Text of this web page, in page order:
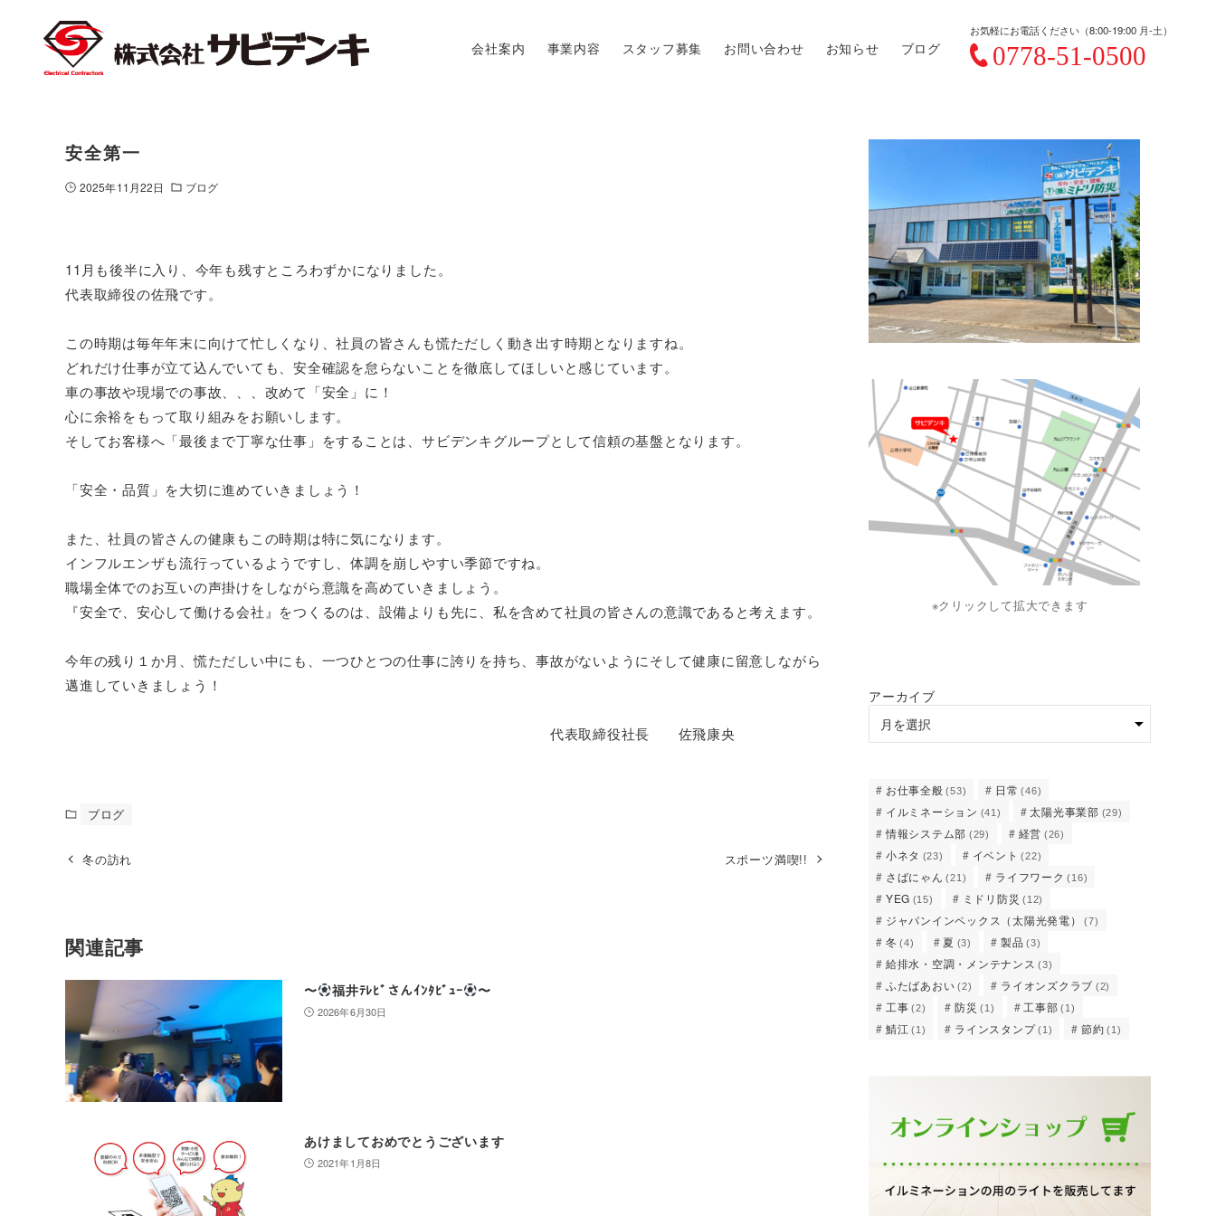
会社案内 事業内容 スタッフ募集 お問い合わせ お知らせ ブログ
お気軽にお電話ください（8:00-19:00 月-土）
安全第一
2025年11月22日 ブログ
11月も後半に入り、今年も残すところわずかになりました。
代表取締役の佐飛です。
この時期は毎年年末に向けて忙しくなり、社員の皆さんも慌ただしく動き出す時期となりますね。
どれだけ仕事が立て込んでいても、安全確認を怠らないことを徹底してほしいと感じています。
車の事故や現場での事故、、、改めて「安全」に！
心に余裕をもって取り組みをお願いします。
そしてお客様へ「最後まで丁寧な仕事」をすることは、サビデンキグループとして信頼の基盤となります。
「安全・品質」を大切に進めていきましょう！
また、社員の皆さんの健康もこの時期は特に気になります。
インフルエンザも流行っているようですし、体調を崩しやすい季節ですね。
職場全体でのお互いの声掛けをしながら意識を高めていきましょう。
『安全で、安心して働ける会社』をつくるのは、設備よりも先に、私を含めて社員の皆さんの意識であると考えます。
今年の残り１か月、慌ただしい中にも、一つひとつの仕事に誇りを持ち、事故がないようにそして健康に留意しながら
邁進していきましょう！
代表取締役社長 佐飛康央
ブログ
冬の訪れ スポーツ満喫!!
関連記事
〜 福井ﾃﾚﾋﾞさんｲﾝﾀﾋﾞｭｰ 〜
2026年6月30日
あけましておめでとうございます
2021年1月8日
※クリックして拡大できます
アーカイブ
お仕事全般 (53) 日常 (46)
イルミネーション (41) 太陽光事業部 (29)
情報システム部 (29) 経営 (26)
小ネタ (23) イベント (22)
さばにゃん (21) ライフワーク (16)
YEG (15) ミドリ防災 (12)
ジャパンインペックス（太陽光発電） (7)
冬 (4) 夏 (3) 製品 (3)
給排水・空調・メンテナンス (3)
ふたばあおい (2) ライオンズクラブ (2)
工事 (2) 防災 (1) 工事部 (1)
鯖江 (1) ラインスタンプ (1) 節約 (1)